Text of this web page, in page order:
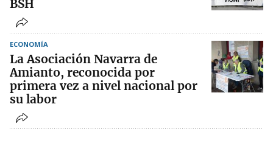
BSH
ECONOMÍA
La Asociación Navarra de
Amianto, reconocida por
primera vez a nivel nacional por
su labor